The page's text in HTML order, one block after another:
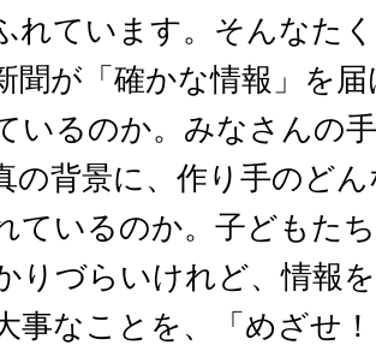
れています。そんなた
聞が「確かな情報」を
いるのか。みなさんの
の背景に、作り手のど
ているのか。子どもた
りづらいけれど、情報
事なことを、「めざせ